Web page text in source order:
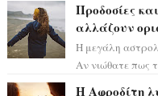
Προδοσίες
αλλάζουν
Η μεγάλη
Αν νιώθατε πως
Η Αφροδίτη